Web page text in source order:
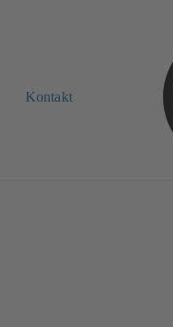
Kontakt